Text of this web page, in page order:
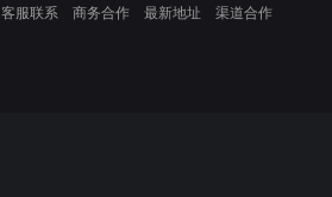
客服联系
商务合作 最新地址 渠道合作